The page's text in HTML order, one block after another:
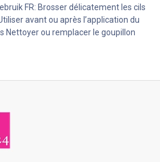
FR: Brosser délicatement les cils
avant ou après l’application du
Nettoyer ou remplacer le goupillon